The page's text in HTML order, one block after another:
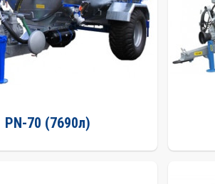
PN-70 (7690л)